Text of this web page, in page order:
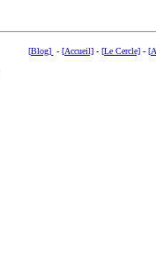
[Blog] - [Accueil]- [Le Cercle]-